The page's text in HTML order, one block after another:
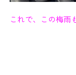
これで、この梅雨